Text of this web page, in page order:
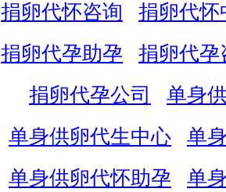
捐卵代怀咨询
捐卵代怀
捐卵代孕助孕
捐卵代孕
捐卵代孕公司
单身
单身供卵代生中心
单
单身供卵代怀助孕
单